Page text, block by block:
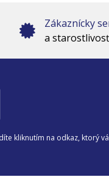
Zákaznícky
a starostlivosť
kliknutím na odkaz, ktorý